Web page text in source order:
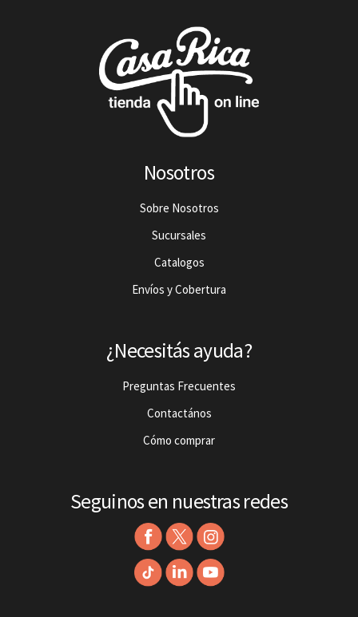
Nosotros
Sobre Nosotros
Sucursales
Catalogos
Envíos y Cobertura
¿Necesitás ayuda?
Preguntas Frecuentes
Contactános
Cómo comprar
Seguinos en nuestras redes